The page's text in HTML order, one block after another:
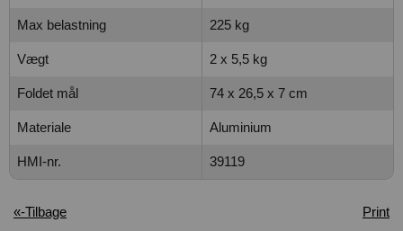
Max belastning 225 kg
Vægt 2 x 5,5 kg
Foldet mål 74 x 26,5 x 7 cm
Materiale Aluminium
HMI-nr. 39119
«-Tilbage Print